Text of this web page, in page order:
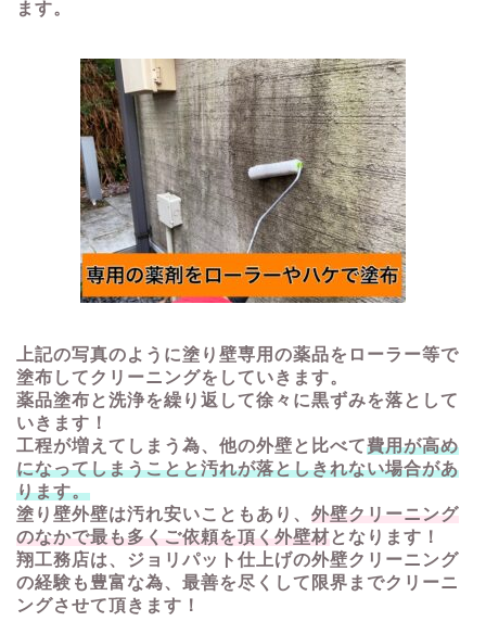
ます。
上記の写真のように塗り壁専用の薬品をローラー等で
塗布してクリーニングをしていきます。
薬品塗布と洗浄を繰り返して徐々に黒ずみを落として
いきます！
工程が増えてしまう為、他の外壁と比べて費用が高め
になってしまうことと汚れが落としきれない場合があ
ります。
塗り壁外壁は汚れ安いこともあり、 外壁クリーニング
のなかで最も多くご依頼を頂く外壁材となります！
翔工務店は、ジョリパット仕上げの外壁クリーニング
の経験も豊富な為、最善を尽くして限界までクリーニ
ングさせて頂きます！